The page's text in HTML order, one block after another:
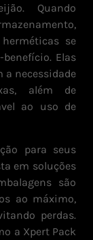
Quando
se
Elas
a necessidade
além de
ao uso de
para seus
em soluções
são
ao máximo,
perdas.
a Xpert Pack